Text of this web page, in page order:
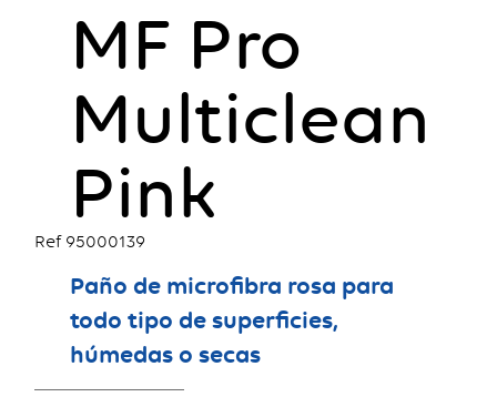
MF Pro
Multiclean
Pink
Ref 95000139
Paño de microfibra rosa para
todo tipo de superficies,
húmedas o secas